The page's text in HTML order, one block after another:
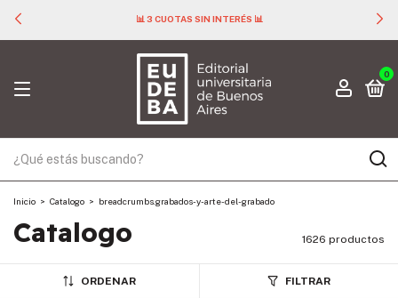
📊 3 CUOTAS SIN INTERÉS 📊
0
Inicio > Catalogo > breadcrumbs.grabados-y-arte-del-grabado
Catalogo 1626 productos
ORDENAR FILTRAR